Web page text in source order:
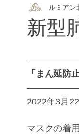
新型
ルミアン
「まん延防
2022年3月
マスクの着